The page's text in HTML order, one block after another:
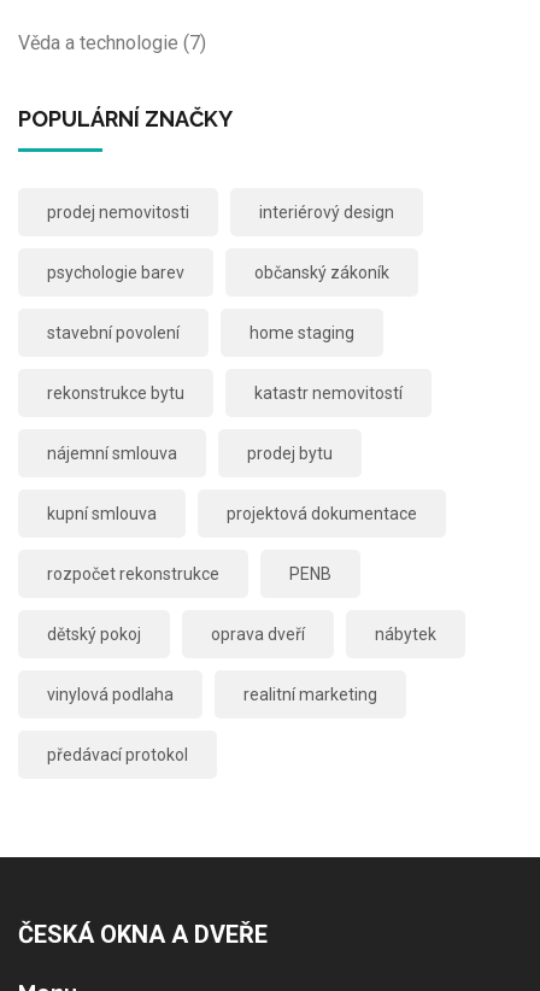
Věda a technologie (7)
POPULÁRNÍ ZNAČKY
prodej nemovitosti interiérový design
psychologie barev občanský zákoník
stavební povolení home staging
rekonstrukce bytu katastr nemovitostí
nájemní smlouva prodej bytu
kupní smlouva projektová dokumentace
rozpočet rekonstrukce PENB
dětský pokoj oprava dveří nábytek
vinylová podlaha realitní marketing
předávací protokol
ČESKÁ OKNA A DVEŘE